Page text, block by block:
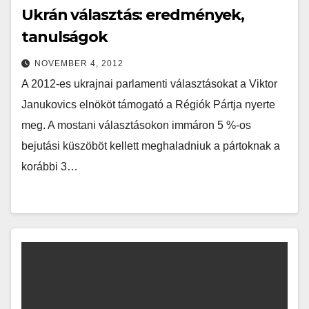
Ukrán választás: eredmények,
tanulságok
NOVEMBER 4, 2012
A 2012-es ukrajnai parlamenti választásokat a Viktor
Janukovics elnököt támogató a Régiók Pártja nyerte
meg. A mostani választásokon immáron 5 %-os
bejutási küszöböt kellett meghaladniuk a pártoknak a
korábbi 3…